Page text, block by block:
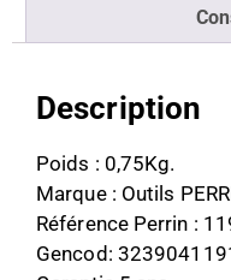
Description
Poids : 0,75Kg.
Marque : Outils
Référence Perrin :
Gencod: